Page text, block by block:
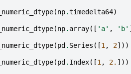
(np.timedelta64)
(np. array([ 'a' , 'b'
(pd . Series ([1, 2]))
(pd . Index([1, 2. ]))